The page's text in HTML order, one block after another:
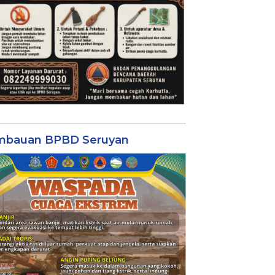
BPBD Seruyan